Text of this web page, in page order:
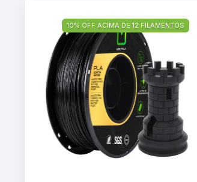
10% OFF ACIMA DE 12 FILAMENTOS